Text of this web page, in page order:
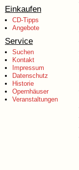
Einkaufen
CD-Tipps
Angebote
Service
Suchen
Kontakt
Impressum
Datenschutz
Historie
Opernhäuser
Veranstaltungen